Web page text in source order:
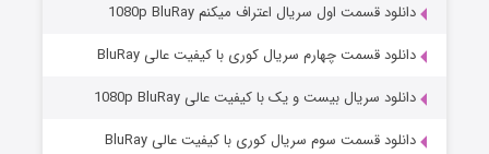
دانلود قسمت اول سریال اعتراف میکنم 1080p BluRay
دانلود قسمت چهارم سریال کوری با کیفیت عالی BluRay
دانلود سریال بیست و یک با کیفیت عالی 1080p BluRay
دانلود قسمت سوم سریال کوری با کیفیت عالی BluRay